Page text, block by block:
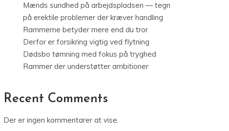
Mænds sundhed på arbejdspladsen — tegn
på erektile problemer der kræver handling
Rammerne betyder mere end du tror
Derfor er forsikring vigtig ved flytning
Dødsbo tømning med fokus på tryghed
Rammer der understøtter ambitioner
Recent Comments
Der er ingen kommentarer at vise.